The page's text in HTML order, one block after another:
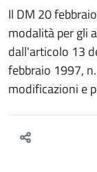
Il DM 20
modalità per gli
dall'articolo 13
febbraio 1997,
modificazioni e